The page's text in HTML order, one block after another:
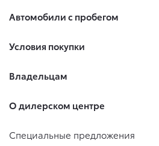
Автомобили с пробегом
Условия покупки
Владельцам
О дилерском центре
Специальные предложения